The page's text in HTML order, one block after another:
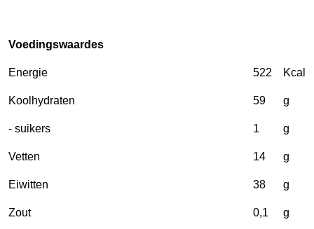
Voedingswaardes
Energie 522 Kcal
Koolhydraten 59 g
- suikers 1 g
Vetten 14 g
Eiwitten 38 g
Zout 0,1 g